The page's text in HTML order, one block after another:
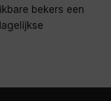
bekers een